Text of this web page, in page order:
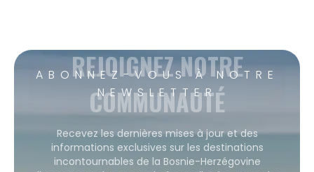
ABONNEZ-VOUS À NOTRE
NEWSLETTER
REJOIGNEZ NOTRE
COMMUNAUTÉ
Recevez les dernières mises à jour et des
informations exclusives sur les destinations
incontournables de la Bosnie-Herzégovine